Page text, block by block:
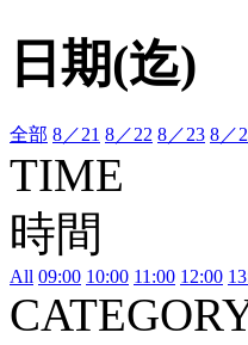
日期(迄)
全部 8／21 8／22 8／23 8／
TIME
時間
All 09:00 10:00 11:00 12:00